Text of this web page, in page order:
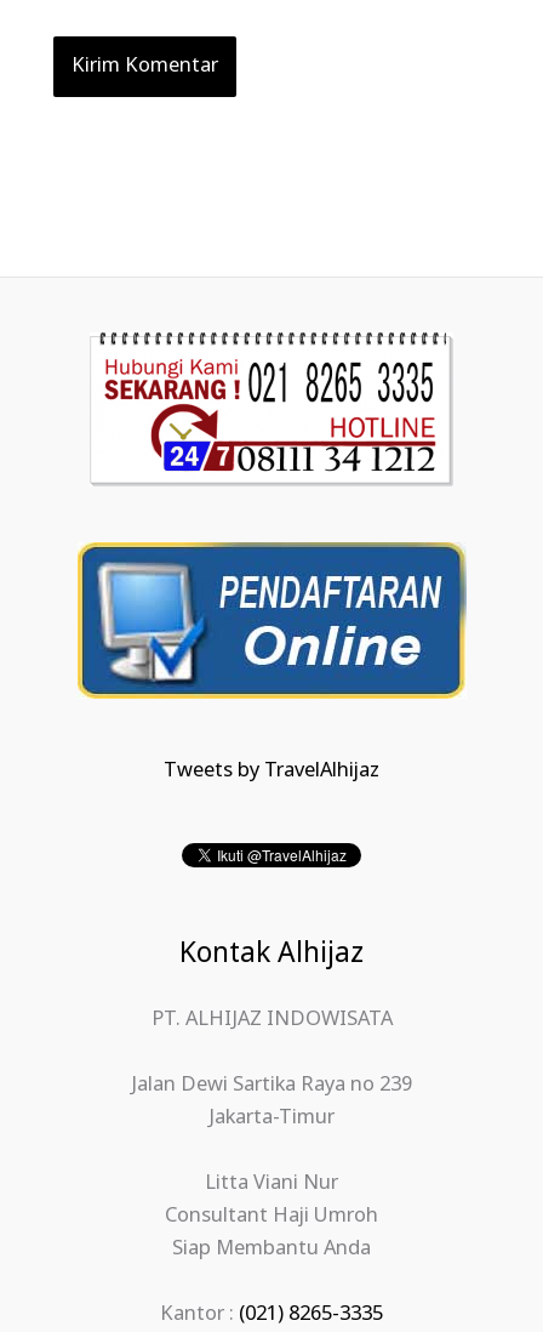
Tweets by TravelAlhijaz
Kontak Alhijaz
PT. ALHIJAZ INDOWISATA
Jalan Dewi Sartika Raya no 239
Jakarta-Timur
Litta Viani Nur
Consultant Haji Umroh
Siap Membantu Anda
Kantor : (021) 8265-3335